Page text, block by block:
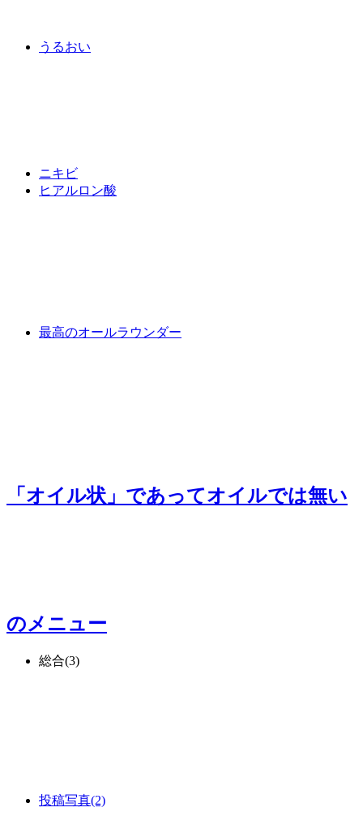
うるおい
ニキビ
ヒアルロン酸
最高のオールラウンダー
「オイル状」であってオイルでは無い
のメニュー
総合(3)
投稿写真(2)